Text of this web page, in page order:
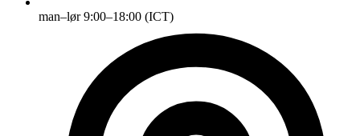
man–lør 9:00–18:00 (ICT)